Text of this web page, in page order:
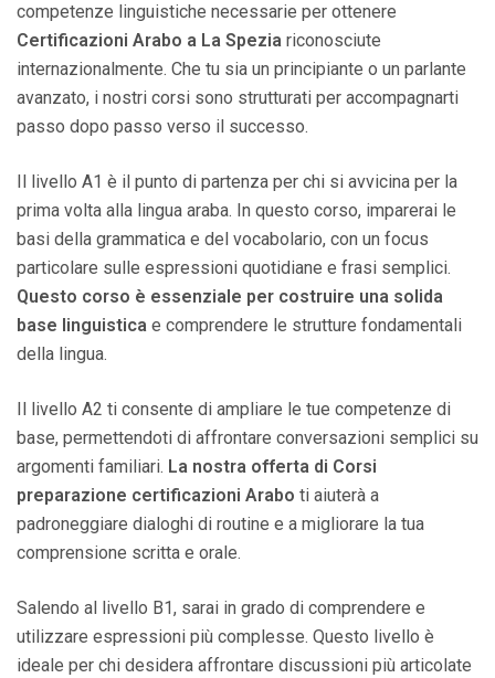
competenze linguistiche necessarie per ottenere
Certificazioni Arabo a La Spezia riconosciute
internazionalmente. Che tu sia un principiante o un parlante
avanzato, i nostri corsi sono strutturati per accompagnarti
passo dopo passo verso il successo.
Il livello A1 è il punto di partenza per chi si avvicina per la
prima volta alla lingua araba. In questo corso, imparerai le
basi della grammatica e del vocabolario, con un focus
particolare sulle espressioni quotidiane e frasi semplici.
Questo corso è essenziale per costruire una solida
base linguistica e comprendere le strutture fondamentali
della lingua.
Il livello A2 ti consente di ampliare le tue competenze di
base, permettendoti di affrontare conversazioni semplici su
argomenti familiari. La nostra offerta di Corsi
preparazione certificazioni Arabo ti aiuterà a
padroneggiare dialoghi di routine e a migliorare la tua
comprensione scritta e orale.
Salendo al livello B1, sarai in grado di comprendere e
utilizzare espressioni più complesse. Questo livello è
ideale per chi desidera affrontare discussioni più articolate